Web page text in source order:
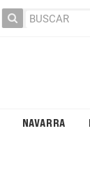
NAVARRA